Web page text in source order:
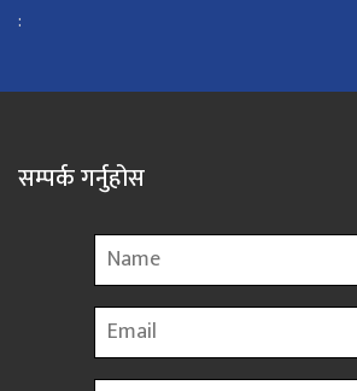
:
सम्पर्क गर्नुहोस
Name
Email